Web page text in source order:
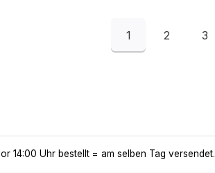
1 2 3
14:00 Uhr bestellt = am selben Tag versendet.